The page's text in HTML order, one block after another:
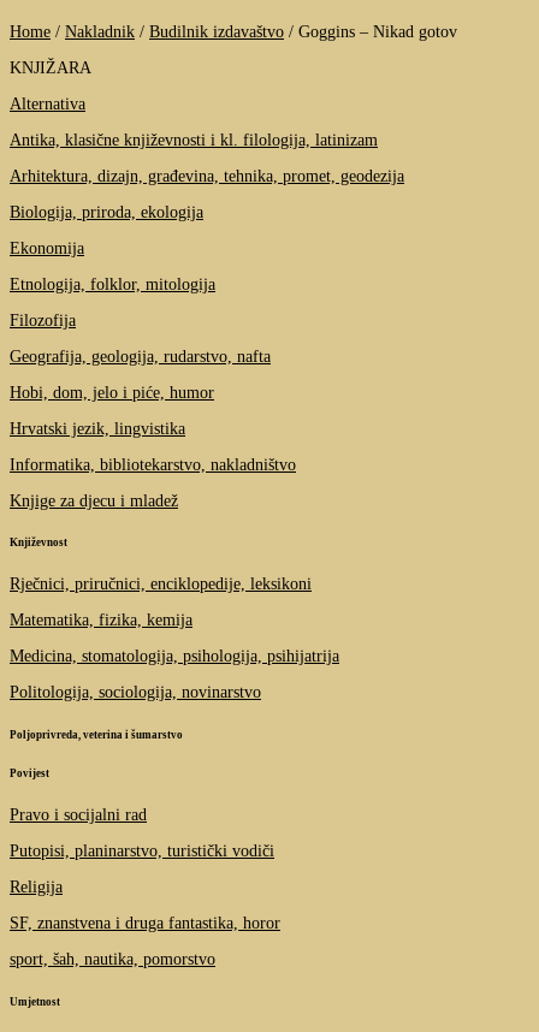
Home / Nakladnik / Budilnik izdavaštvo / Goggins – Nikad gotov
KNJIŽARA
Alternativa
Antika, klasične književnosti i kl. filologija, latinizam
Arhitektura, dizajn, građevina, tehnika, promet, geodezija
Biologija, priroda, ekologija
Ekonomija
Etnologija, folklor, mitologija
Filozofija
Geografija, geologija, rudarstvo, nafta
Hobi, dom, jelo i piće, humor
Hrvatski jezik, lingvistika
Informatika, bibliotekarstvo, nakladništvo
Knjige za djecu i mladež
Književnost
Rječnici, priručnici, enciklopedije, leksikoni
Matematika, fizika, kemija
Medicina, stomatologija, psihologija, psihijatrija
Politologija, sociologija, novinarstvo
Poljoprivreda, veterina i šumarstvo
Povijest
Pravo i socijalni rad
Putopisi, planinarstvo, turistički vodiči
Religija
SF, znanstvena i druga fantastika, horor
sport, šah, nautika, pomorstvo
Umjetnost